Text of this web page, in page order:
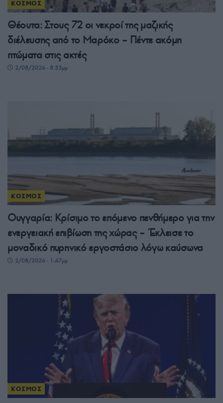
ΚΟΣΜΟΣ
Θέουτα: Στους 72 οι νεκροί της μαζικής
διέλευσης από το Μαρόκο – Πέντε ακόμη
πτώματα στις ακτές
2/08/2026 - 8:33μμ
ΚΟΣΜΟΣ
Ουγγαρία: Κρίσιμο το επόμενο πενθήμερο για την
ενεργειακή επιβίωση της χώρας – Έκλεισε το
μοναδικό πυρηνικό εργοστάσιο λόγω καύσωνα
2/08/2026 - 1:47μμ
ΚΟΣΜΟΣ